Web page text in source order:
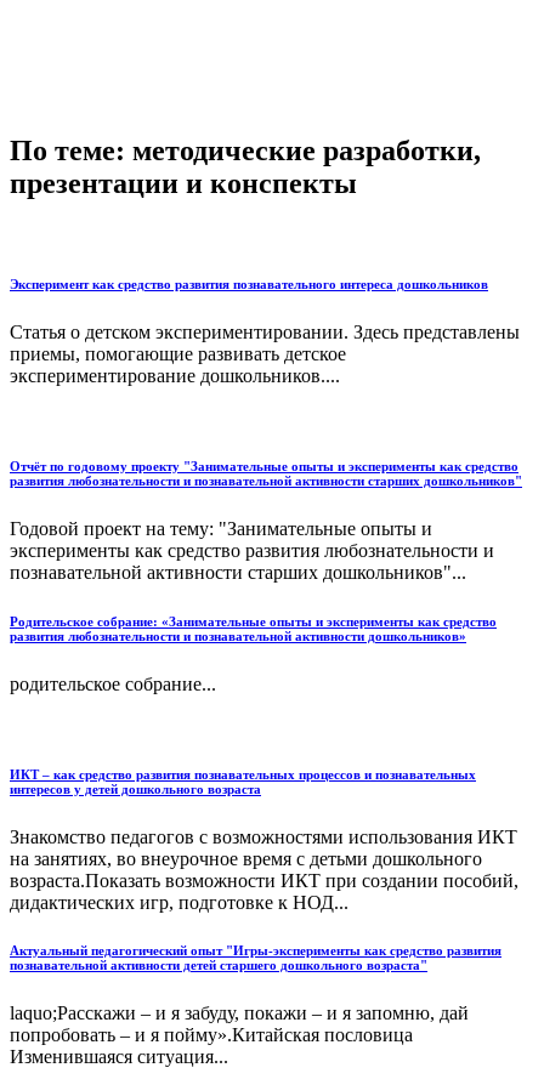
По теме: методические разработки,
презентации и конспекты
Эксперимент как средство развития познавательного интереса дошкольников
Статья о детском экспериментировании. Здесь представлены
приемы, помогающие развивать детское
экспериментирование дошкольников....
Отчёт по годовому проекту "Занимательные опыты и эксперименты как средство
развития любознательности и познавательной активности старших дошкольников"
Годовой проект на тему: "Занимательные опыты и
эксперименты как средство развития любознательности и
познавательной активности старших дошкольников"...
Родительское собрание: «Занимательные опыты и эксперименты как средство
развития любознательности и познавательной активности дошкольников»
родительское собрание...
ИКТ – как средство развития познавательных процессов и познавательных
интересов у детей дошкольного возраста
Знакомство педагогов с возможностями использования ИКТ
на занятиях, во внеурочное время с детьми дошкольного
возраста.Показать возможности ИКТ при создании пособий,
дидактических игр, подготовке к НОД...
Актуальный педагогический опыт "Игры-эксперименты как средство развития
познавательной активности детей старшего дошкольного возраста"
laquo;Расскажи – и я забуду, покажи – и я запомню, дай
попробовать – и я пойму».Китайская пословица
Изменившаяся ситуация...